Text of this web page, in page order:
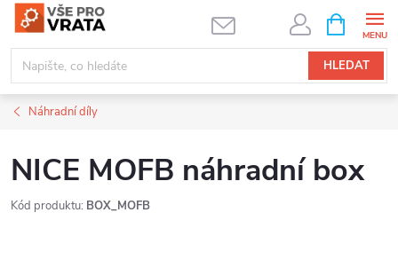
Přejít
obsah
HLEDAT
NÁKUPNÍ
KOŠÍK
Náhradní díly
NICE MOFB náhradní box
Kód produktu: BOX_MOFB